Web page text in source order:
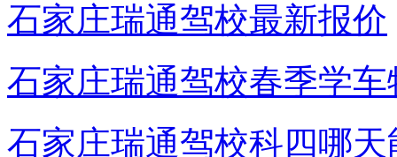
石家庄瑞通驾校最新报价
石家庄瑞通驾校春季学车
石家庄瑞通驾校科四哪天